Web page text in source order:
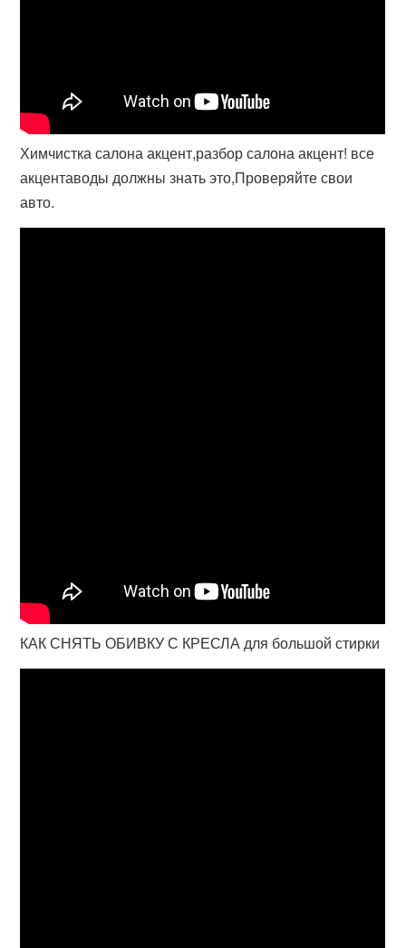
Химчистка салона акцент,разбор салона акцент! все
акцентаводы должны знать это,Проверяйте свои
авто.
КАК СНЯТЬ ОБИВКУ С КРЕСЛА для большой стирки